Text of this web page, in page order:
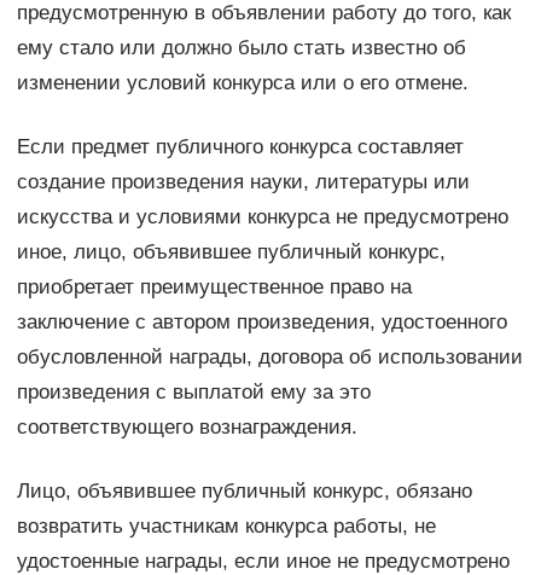
предусмотренную в объявлении работу до того, как
ему стало или должно было стать известно об
изменении условий конкурса или о его отмене.
Если предмет публичного конкурса составляет
создание произведения науки, литературы или
искусства и условиями конкурса не предусмотрено
иное, лицо, объявившее публичный конкурс,
приобретает преимущественное право на
заключение с автором произведения, удостоенного
обусловленной награды, договора об использовании
произведения с выплатой ему за это
соответствующего вознаграждения.
Лицо, объявившее публичный конкурс, обязано
возвратить участникам конкурса работы, не
удостоенные награды, если иное не предусмотрено